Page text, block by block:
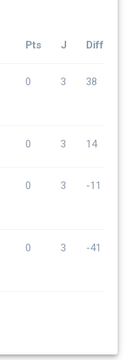
Pts J Diff
0 3 38
0 3 14
0 3 -11
0 3 -41